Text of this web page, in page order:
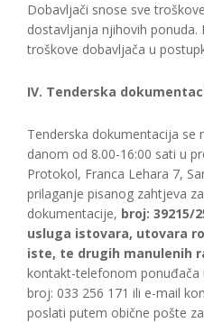
Dobavljači snose sve
dostavljanja njihovih ponuda.
troškove dobavljača u
IV. Tenderska
Tenderska dokumentacija se
danom od 8.00-16:00 sati u
Protokol, Franca Lehara 7,
prilaganje pisanog zahtjeva
dokumentacije, broj: 39215/
usluga istovara, utovara
iste, te drugih manulenih
kontakt-telefonom ponuđača
broj: 033 256 171 ili e-mail
poslati putem obične pošte